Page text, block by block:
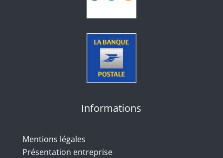
Informations
Mentions légales
Présentation entreprise